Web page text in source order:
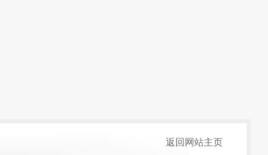
返回网站主页